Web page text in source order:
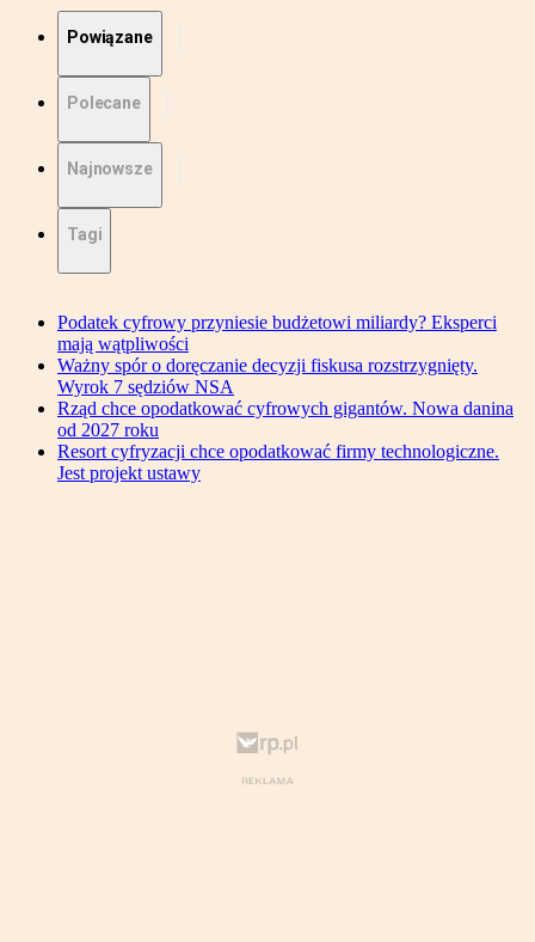
Powiązane
Polecane
Najnowsze
Tagi
Podatek cyfrowy przyniesie budżetowi miliardy? Eksperci
mają wątpliwości
Ważny spór o doręczanie decyzji fiskusa rozstrzygnięty.
Wyrok 7 sędziów NSA
Rząd chce opodatkować cyfrowych gigantów. Nowa danina
od 2027 roku
Resort cyfryzacji chce opodatkować firmy technologiczne.
Jest projekt ustawy